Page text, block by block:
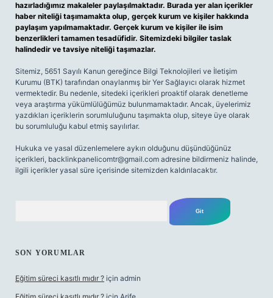
hazırladığımız makaleler paylaşılmaktadır. Burada yer alan içerikler
haber niteliği taşımamakta olup, gerçek kurum ve kişiler hakkında
paylaşım yapılmamaktadır. Gerçek kurum ve kişiler ile isim
benzerlikleri tamamen tesadüfidir. Sitemizdeki bilgiler taslak
halindedir ve tavsiye niteliği taşımazlar.
Sitemiz, 5651 Sayılı Kanun gereğince Bilgi Teknolojileri ve İletişim
Kurumu (BTK) tarafından onaylanmış bir Yer Sağlayıcı olarak hizmet
vermektedir. Bu nedenle, sitedeki içerikleri proaktif olarak denetleme
veya araştırma yükümlülüğümüz bulunmamaktadır. Ancak, üyelerimiz
yazdıkları içeriklerin sorumluluğunu taşımakta olup, siteye üye olarak
bu sorumluluğu kabul etmiş sayılırlar.
Hukuka ve yasal düzenlemelere aykırı olduğunu düşündüğünüz
içerikleri, backlinkpanelicomtr@gmail.com adresine bildirmeniz halinde,
ilgili içerikler yasal süre içerisinde sitemizden kaldırılacaktır.
SON YORUMLAR
Eğitim süreci kasıtlı mıdır ? için admin